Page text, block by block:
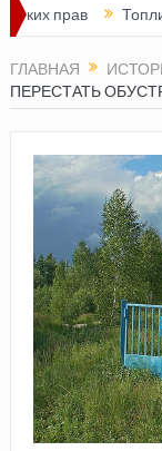
прав Топливный
ГЛАВНАЯ
ПЕРЕСТАТЬ